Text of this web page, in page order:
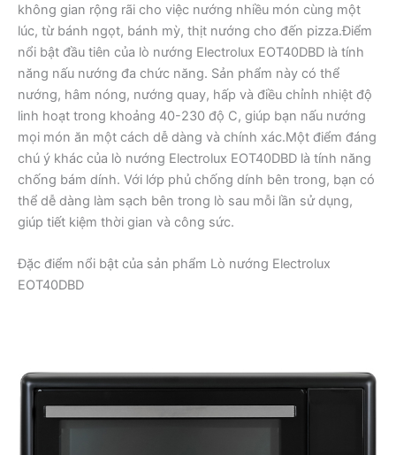
không gian rộng rãi cho việc nướng nhiều món cùng một
lúc, từ bánh ngọt, bánh mỳ, thịt nướng cho đến pizza.Điểm
nổi bật đầu tiên của lò nướng Electrolux EOT40DBD là tính
năng nấu nướng đa chức năng. Sản phẩm này có thể
nướng, hâm nóng, nướng quay, hấp và điều chỉnh nhiệt độ
linh hoạt trong khoảng 40-230 độ C, giúp bạn nấu nướng
mọi món ăn một cách dễ dàng và chính xác.Một điểm đáng
chú ý khác của lò nướng Electrolux EOT40DBD là tính năng
chống bám dính. Với lớp phủ chống dính bên trong, bạn có
thể dễ dàng làm sạch bên trong lò sau mỗi lần sử dụng,
giúp tiết kiệm thời gian và công sức.
Đặc điểm nổi bật của sản phẩm Lò nướng Electrolux
EOT40DBD